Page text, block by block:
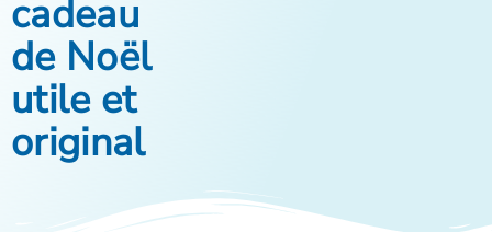
cadeau
de Noël
utile et
original